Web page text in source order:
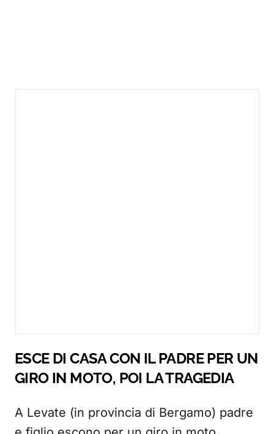
ESCE DI CASA CON IL PADRE PER UN
GIRO IN MOTO, POI LA TRAGEDIA
A Levate (in provincia di Bergamo) padre